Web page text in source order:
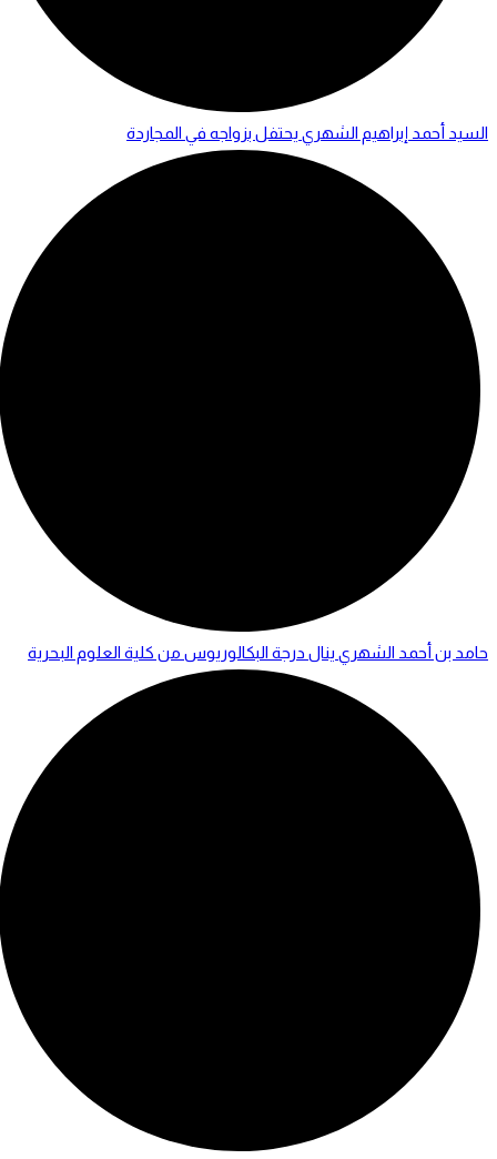
السيد أحمد إبراهيم الشهري يحتفل بزواجه في المجاردة
حامد بن أحمد الشهري ينال درجة البكالوريوس من كلية العلوم البحرية